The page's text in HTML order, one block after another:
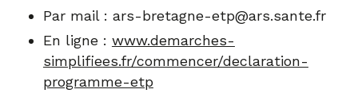
Par mail : ars-bretagne-etp@ars.sante.fr
En ligne : www.demarches-
simplifiees.fr/commencer/declaration-
programme-etp